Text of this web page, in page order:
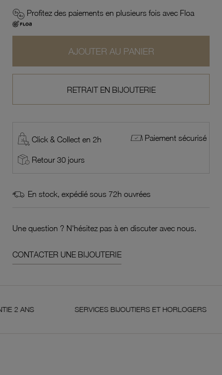
Profitez des paiements en plusieurs fois avec Floa
AJOUTER AU PANIER
RETRAIT EN BIJOUTERIE
Click & Collect en 2h Paiement sécurisé
Retour 30 jours
En stock, expédié sous 72h ouvrées
Une question ? N'hésitez pas à en discuter avec nous.
CONTACTER UNE BIJOUTERIE
SERVICES BIJOUTIERS ET HORLOGERS